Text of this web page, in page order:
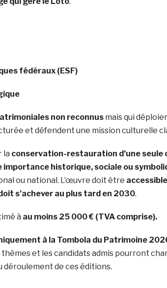
fédéraux (ESF)
non reconnusmais qui
et défendent une mission culturelle
la conservation-restauration d’une seule
importance historique, sociale ou
ou national. L’œuvre doit être
s’achever au plus tard en 2030.
à au moins 25 000 € (TVA comprise).
à la Tombola du Patrimoine
et les candidats admis pourront
de ces éditions.